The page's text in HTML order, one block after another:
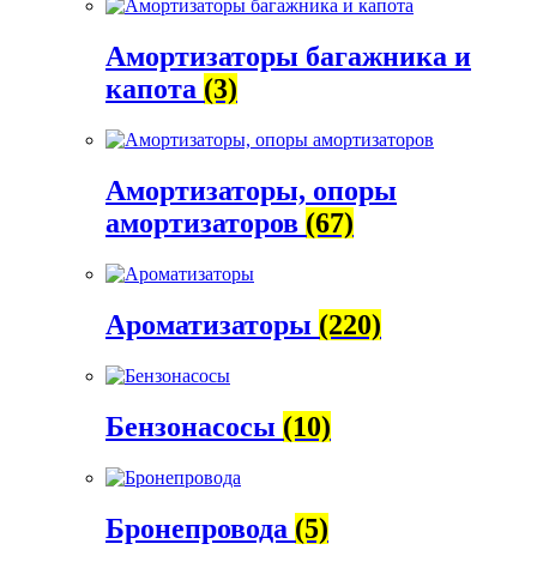
Амортизаторы багажника и
капота (3)
Амортизаторы, опоры
амортизаторов (67)
Ароматизаторы (220)
Бензонасосы (10)
Бронепровода (5)